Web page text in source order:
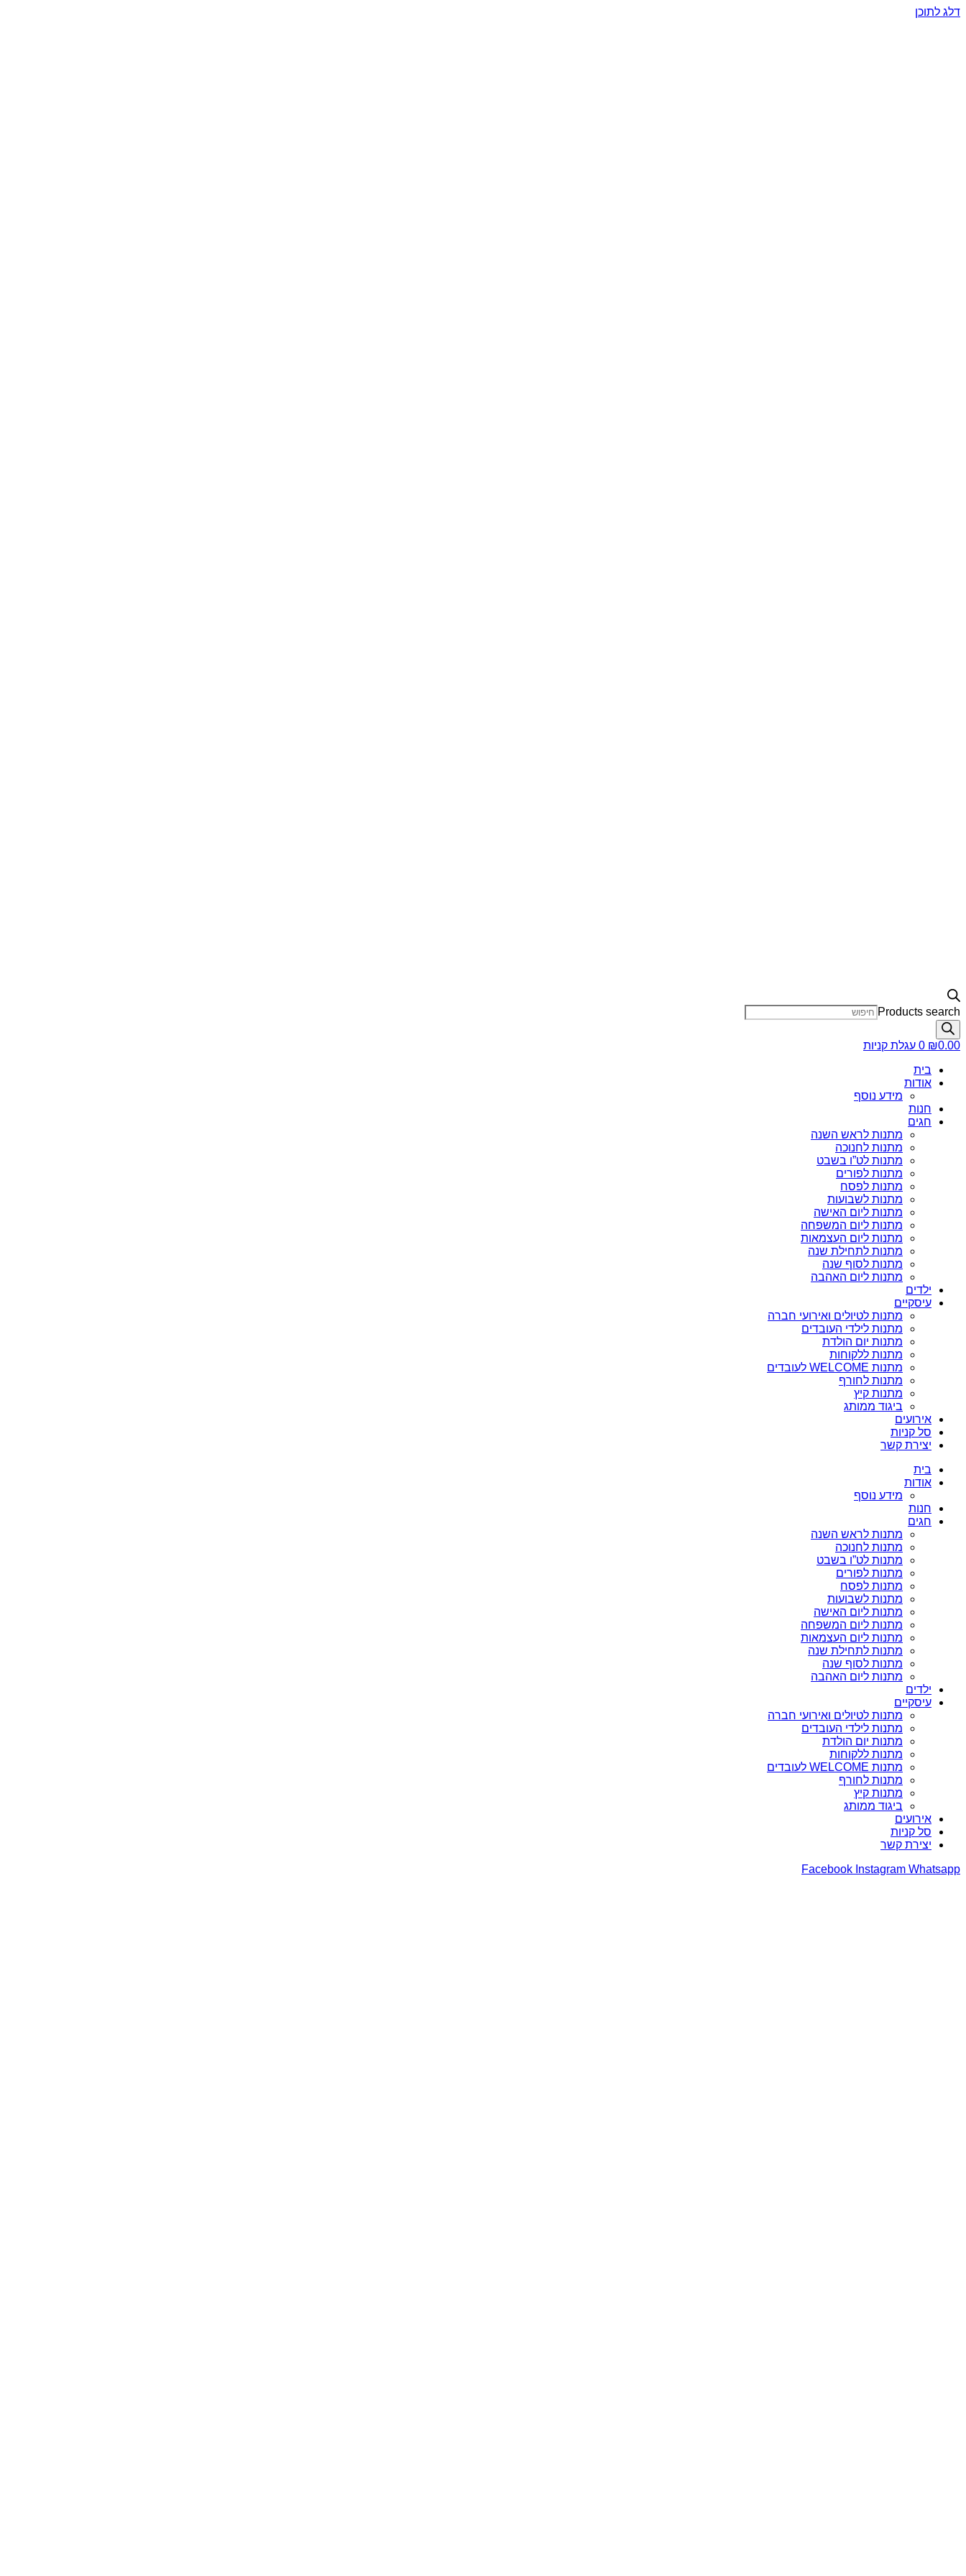
דלג לתוכן
Products search
₪0.00
0 עגלת קניות
בית
אודות
מידע נוסף
חנות
חגים
מתנות לראש השנה
מתנות לחנוכה
מתנות לט”ו בשבט
מתנות לפורים
מתנות לפסח
מתנות לשבועות
מתנות ליום האישה
מתנות ליום המשפחה
מתנות ליום העצמאות
מתנות לתחילת שנה
מתנות לסוף שנה
מתנות ליום האהבה
ילדים
עיסקיים
מתנות לטיולים ואירועי חברה
מתנות לילדי העובדים
מתנות יום הולדת
מתנות ללקוחות
מתנות WELCOME לעובדים
מתנות לחורף
מתנות קיץ
ביגוד ממותג
אירועים
סל קניות
יצירת קשר
בית
אודות
מידע נוסף
חנות
חגים
מתנות לראש השנה
מתנות לחנוכה
מתנות לט”ו בשבט
מתנות לפורים
מתנות לפסח
מתנות לשבועות
מתנות ליום האישה
מתנות ליום המשפחה
מתנות ליום העצמאות
מתנות לתחילת שנה
מתנות לסוף שנה
מתנות ליום האהבה
ילדים
עיסקיים
מתנות לטיולים ואירועי חברה
מתנות לילדי העובדים
מתנות יום הולדת
מתנות ללקוחות
מתנות WELCOME לעובדים
מתנות לחורף
מתנות קיץ
ביגוד ממותג
אירועים
סל קניות
יצירת קשר
Facebook Instagram Whatsapp